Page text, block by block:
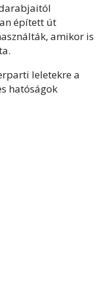
épített út
amikor is
leletekre a
hatóságok